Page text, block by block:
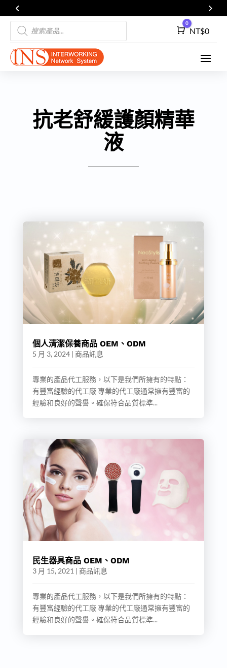
Products
search
Cart
0
NT$0
抗老舒緩護顏精華
液
個人清潔保養商品 OEM、ODM
5 月 3, 2024| 商品訊息
專業的產品代工服務，以下是我們所擁有的特點：
有豐富經驗的代工廠 專業的代工廠通常擁有豐富的
經驗和良好的聲譽。確保符合品質標準...
民生器具商品 OEM、ODM
3 月 15, 2021 | 商品訊息
專業的產品代工服務，以下是我們所擁有的特點：
有豐富經驗的代工廠 專業的代工廠通常擁有豐富的
經驗和良好的聲譽。確保符合品質標準...